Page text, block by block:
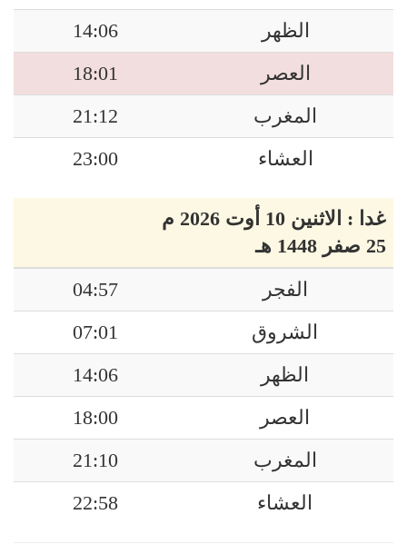
الظهر
14:06
العصر
18:01
المغرب
21:12
العشاء
23:00
غدا : الاثنين 10 أوت 2026 م
25 صفر 1448 هـ
الفجر
04:57
الشروق
07:01
الظهر
14:06
العصر
18:00
المغرب
21:10
العشاء
22:58